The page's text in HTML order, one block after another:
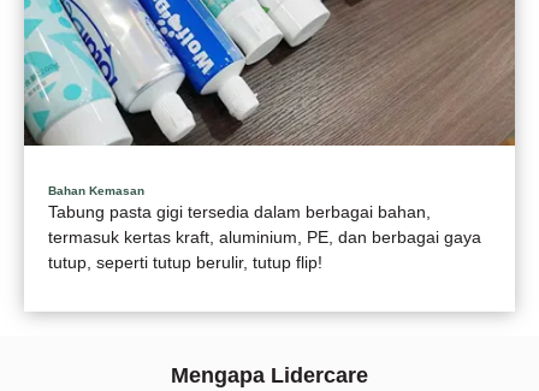
Bahan Kemasan
Tabung pasta gigi tersedia dalam berbagai bahan,
termasuk kertas kraft, aluminium, PE, dan berbagai gaya
tutup, seperti tutup berulir, tutup flip!
Mengapa Lidercare